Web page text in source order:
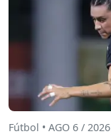
Fútbol • AGO 6 / 2026